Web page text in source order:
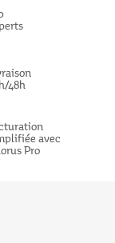
48h
avec
Pro